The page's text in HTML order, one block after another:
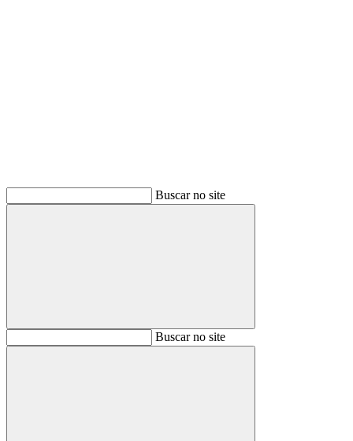
Buscar no site
BuscarBuscar no site